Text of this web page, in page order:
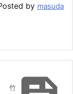
by masuda
竹